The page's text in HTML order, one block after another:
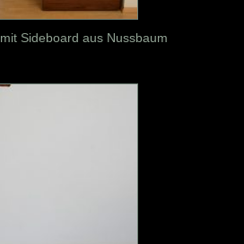
mit Sideboard aus Nussbaum